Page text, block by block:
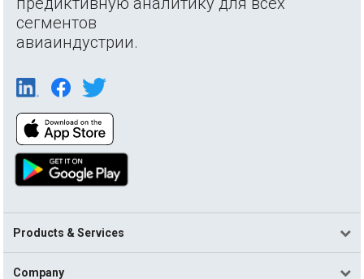
сегментов
авиаиндустрии.
Products & Services
Company